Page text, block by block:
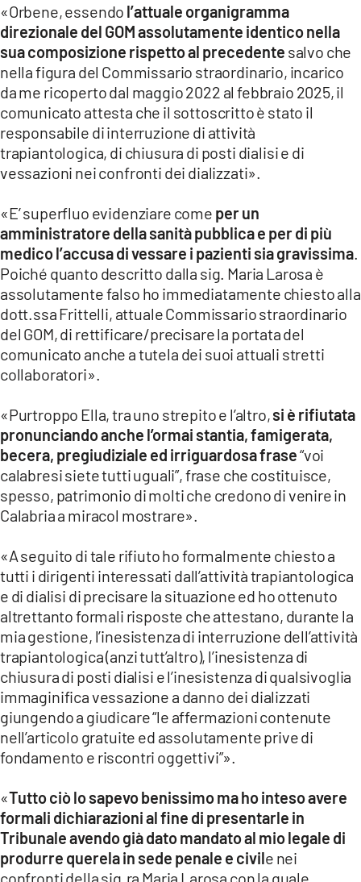
App
ANDROID
APPLE
«Orbene, essendo l’attuale organigramma
direzionale del GOM assolutamente identico nella
sua composizione rispetto al precedente salvo che
nella figura del Commissario straordinario, incarico
da me ricoperto dal maggio 2022 al febbraio 2025, il
comunicato attesta che il sottoscritto è stato il
responsabile di interruzione di attività
trapiantologica, di chiusura di posti dialisi e di
vessazioni nei confronti dei dializzati».
«E’ superfluo evidenziare come per un
amministratore della sanità pubblica e per di più
medico l’accusa di vessare i pazienti sia gravissima
Poiché quanto descritto dalla sig. Maria Larosa è
assolutamente falso ho immediatamente chiesto alla
dott.ssa Frittelli, attuale Commissario straordinario
del GOM, di rettificare/precisare la portata del
comunicato anche a tutela dei suoi attuali stretti
collaboratori».
«Purtroppo Ella, tra uno strepito e l’altro,si è rifiutata
pronunciando anche l’ormai stantia, famigerata,
becera, pregiudiziale ed irriguardosa frase“voi
calabresi siete tutti uguali”, frase che costituisce,
spesso, patrimonio di molti che credono di venire in
Calabria a miracol mostrare».
«A seguito di tale rifiuto ho formalmente chiesto a
tutti i dirigenti interessati dall’attività trapiantologica
e di dialisi di precisare la situazione ed ho ottenuto
altrettanto formali risposte che attestano, durante la
mia gestione, l’inesistenza di interruzione dell’attività
trapiantologica (anzi tutt’altro), l’inesistenza di
chiusura di posti dialisi e l’inesistenza di qualsivoglia
immaginifica vessazione a danno dei dializzati
giungendo a giudicare “le affermazioni contenute
nell’articolo gratuite ed assolutamente prive di
fondamento e riscontri oggettivi”».
«Tutto ciò lo sapevo benissimo ma ho inteso avere
formali dichiarazioni al fine di presentarle in
Tribunale avendo già dato mandato al mio legale di
produrre querela in sede penale e civile nei
confronti della sig.ra Maria Larosa con la quale,